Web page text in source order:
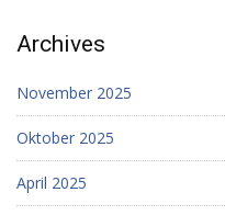
Archives
November 2025
Oktober 2025
April 2025